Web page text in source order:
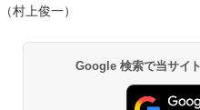
力的な町
￥2,079
プテント
ッとサン
ッシュ 簡
-08EX カ
レーム テ
（村上俊一）
Google 検索で当サイ